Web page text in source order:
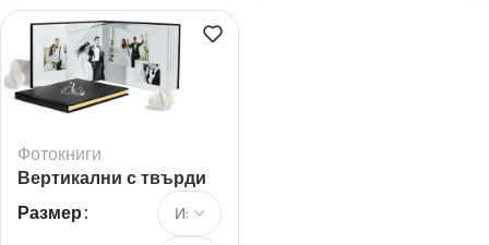
Фотокниги
Вертикални с твърди
страници
Размер